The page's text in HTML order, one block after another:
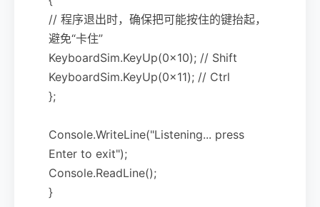
// 程序退出时，确保把可能按住的键抬起，
避免“卡住”
KeyboardSim.KeyUp(0x10); // Shift
KeyboardSim.KeyUp(0x11); // Ctrl
};
Console.WriteLine("Listening... press
Enter to exit");
Console.ReadLine();
}